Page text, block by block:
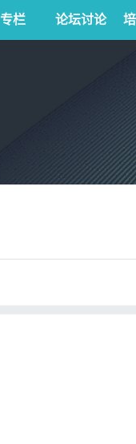
专栏 论坛讨论